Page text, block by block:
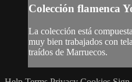
Colección flamenca
La colección está
muy bien trabajados con
traídos de Marruecos.